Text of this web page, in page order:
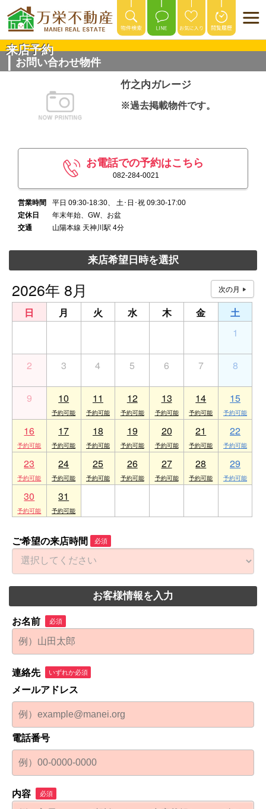
来店予約
お問い合わせ物件
竹之内ガレージ
※過去掲載物件です。
お電話での予約はこちら
082-284-0021
営業時間
平日 09:30-18:30、 土･日･祝 09:30-17:00
定休日
年末年始、GW、お盆
交通
山陽本線 天神川駅 4分
来店希望日時を選択
2026年 8月
日 月 火 水 木 金
土
1
2 3 4 5 6 7 8
9 10 11 12 13 14 15
16 17 18 19 20 21 22
23 24 25 26 27 28 29
30 31
ご希望の来店時間 必須
お客様情報を入力
お名前 必須
連絡先 いずれか必須
メールアドレス
電話番号
内容 必須